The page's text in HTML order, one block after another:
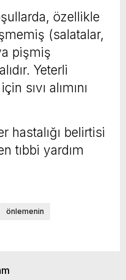
özellikle
(salatalar,
pişmiş
Yeterli
sıvı alımını
hastalığı belirtisi
tıbbi yardım
önlemenin